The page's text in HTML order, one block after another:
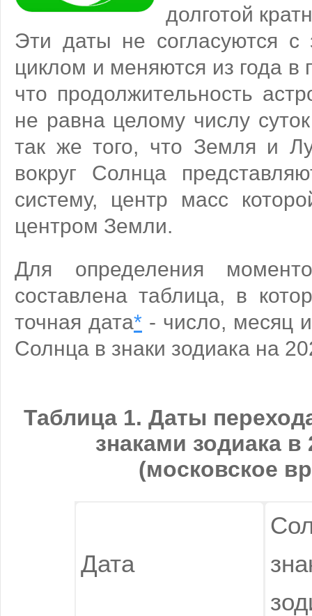
долготой
Эти даты не согласуются
циклом и меняются из года в
что продолжительность
не равна целому числу
так же того, что Земля и
вокруг Солнца
систему, центр масс
центром Земли.
Для определения
составлена таблица, в
точная дата* - число, месяц
Солнца в знаки зодиака на
Таблица 1. Даты
знаками зодиака в
(московское
Дата